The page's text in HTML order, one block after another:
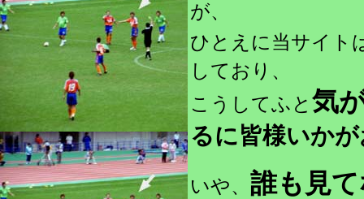
が、
ひとえに当サイト
しており、
こうしてふと 気
るに皆様いか
いや、 誰も見